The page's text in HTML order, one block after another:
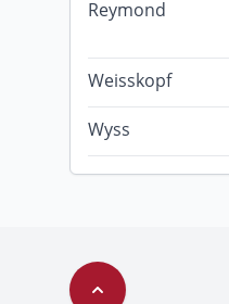
Reymond
Weisskopf
Wyss
Haut de page